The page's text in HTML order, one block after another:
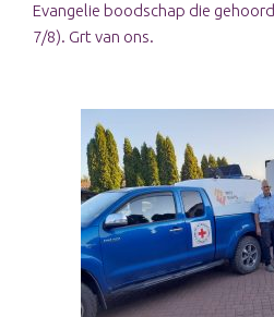
Evangelie boodschap die
7/8). Grt van ons.